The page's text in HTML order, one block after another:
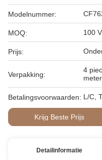
Modelnummer:
MOQ: 100
Prijs:
Verpakking:
4
Betalingsvoorwaarden: L/C,
Krijg Beste Prijs
Detailinformatie